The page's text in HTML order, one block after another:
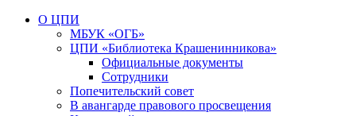
О ЦПИ
МБУК «ОГБ»
ЦПИ «Библиотека Крашенинникова»
Официальные документы
Сотрудники
Попечительский совет
В авангарде правового просвещения